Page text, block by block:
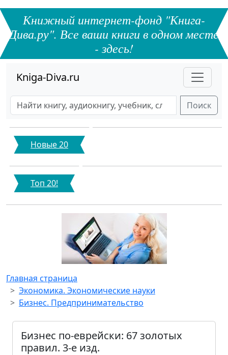
Книжный интернет-фонд "Книга-
Дива.ру". Все ваши книги в одном месте
- здесь!
Kniga-Diva.ru
Поиск
Новые 20
Топ 20!
Главная страница
Экономика. Экономические науки
Бизнес. Предпринимательство
Бизнес по-еврейски: 67 золотых
правил. 3-е изд.